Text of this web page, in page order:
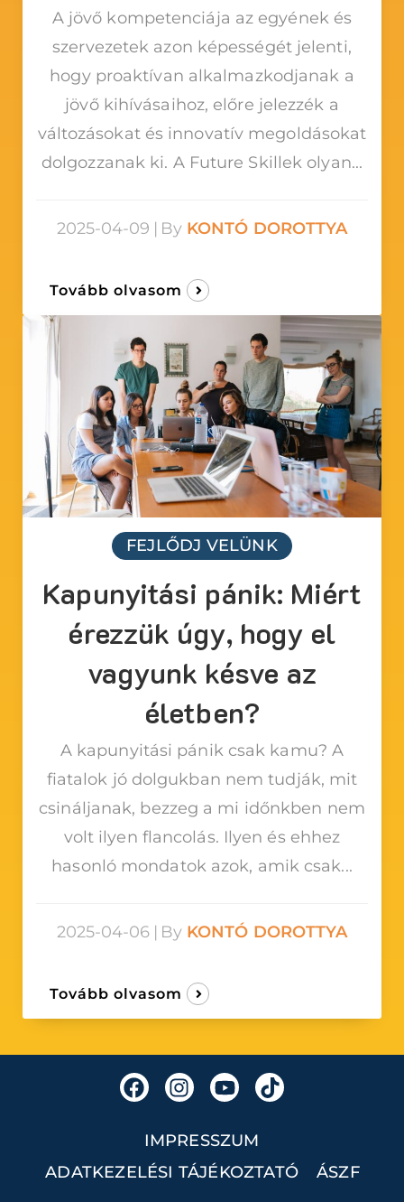
A jövő kompetenciája az egyének és
szervezetek azon képességét jelenti,
hogy proaktívan alkalmazkodjanak a
jövő kihívásaihoz, előre jelezzék a
változásokat és innovatív megoldásokat
dolgozzanak ki. A Future Skillek olyan...
2025-04-09 | By KONTÓ DOROTTYA
Tovább olvasom
FEJLŐDJ VELÜNK
Kapunyitási pánik: Miért
érezzük úgy, hogy el
vagyunk késve az
életben?
A kapunyitási pánik csak kamu? A
fiatalok jó dolgukban nem tudják, mit
csináljanak, bezzeg a mi időnkben nem
volt ilyen flancolás. Ilyen és ehhez
hasonló mondatok azok, amik csak...
2025-04-06 | By KONTÓ DOROTTYA
Tovább olvasom
IMPRESSZUM
ADATKEZELÉSI TÁJÉKOZTATÓ
ÁSZF